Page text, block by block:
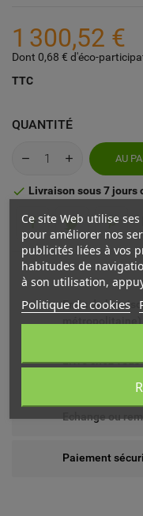
1 300,52 €
Dont 0,68 € d'éco-
TTC
QUANTITÉ
AU
 Livraison sous 7 jours
Frais de
métropolitaine)
Livré chez
Echange ou
Paiement
Ce site Web utilise
pour améliorer nos
publicités liées à vos
habitudes de
à son utilisation,
Politique de cookies